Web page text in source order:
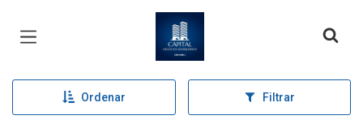
Página inicial
Ordenar Filtrar